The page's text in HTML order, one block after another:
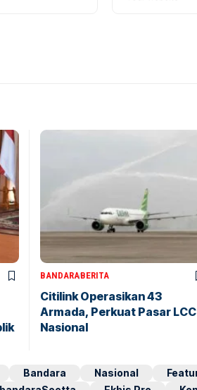
BANDARABERITA
Citilink Operasikan 43
Armada, Perkuat Pasar LCC
Nasional
Bandara Nasional